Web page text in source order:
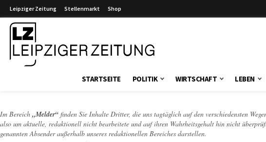
Leipziger Zeitung Stellenmarkt Shop
STARTSEITE POLITIK WIRTSCHAFT LEBEN
Im Bereich „Melder“ finden Sie Inhalte Dritter, die uns tagtäglich auf den verschiedensten
also um aktuelle, redaktionell nicht bearbeitete und auf ihren Wahrheitsgehalt hin nicht
genannten Absender außerhalb unseres redaktionellen Bereiches darstellen.